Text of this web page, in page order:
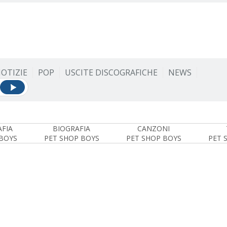
POP USCITE DISCOGRAFICHE NEWS
BIOGRAFIA
PET SHOP BOYS
CANZONI
PET SHOP BOYS
PET